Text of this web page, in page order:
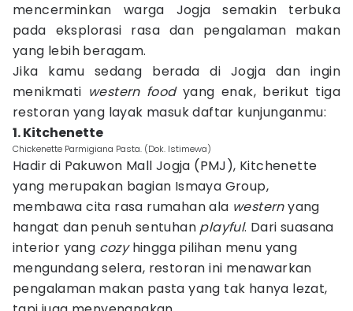
mencerminkan warga Jogja semakin terbuka
pada eksplorasi rasa dan pengalaman makan
yang lebih beragam.
Jika kamu sedang berada di Jogja dan ingin
menikmati western foodyang enak, berikut tiga
restoran yang layak masuk daftar kunjunganmu:
1. Kitchenette
Chickenette Parmigiana Pasta. (Dok. Istimewa)
Hadir di Pakuwon Mall Jogja (PMJ), Kitchenette
yang merupakan bagian Ismaya Group,
membawa cita rasa rumahan ala westernyang
hangat dan penuh sentuhan playful. Dari suasana
interior yang cozyhingga pilihan menu yang
mengundang selera, restoran ini menawarkan
pengalaman makan pasta yang tak hanya lezat,